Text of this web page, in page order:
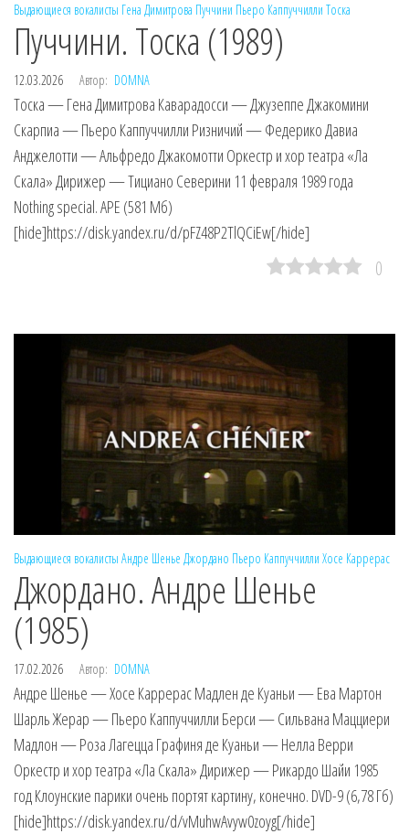
Выдающиеся вокалисты Гена Димитрова Пуччини Пьеро Каппуччилли Тоска
Пуччини. Тоска (1989)
12.03.2026 Автор: DOMNA
Тоска — Гена Димитрова Каварадосси — Джузеппе Джакомини
Скарпиа — Пьеро Каппуччилли Ризничий — Федерико Давиа
Анджелотти — Альфредо Джакомотти Оркестр и хор театра «Ла
Скала» Дирижер — Тициано Северини 11 февраля 1989 года
Nothing special. APE (581 Мб)
[hide]https://disk.yandex.ru/d/pFZ48P2TlQCiEw[/hide]
0
Выдающиеся вокалисты Андре Шенье Джордано Пьеро Каппуччилли Хосе Каррерас
Джордано. Андре Шенье
(1985)
17.02.2026 Автор: DOMNA
Андре Шенье — Хосе Каррерас Мадлен де Куаньи — Ева Мартон
Шарль Жерар — Пьеро Каппуччилли Берси — Сильвана Мацциери
Мадлон — Роза Лагецца Графиня де Куаньи — Нелла Верри
Оркестр и хор театра «Ла Скала» Дирижер — Рикардо Шайи 1985
год Клоунские парики очень портят картину, конечно. DVD-9 (6,78 Гб)
[hide]https://disk.yandex.ru/d/vMuhwAvyw0zoyg[/hide]